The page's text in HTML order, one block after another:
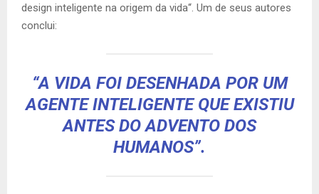
design inteligente na origem da vida“. Um de seus autores
conclui:
“A VIDA FOI DESENHADA POR UM
AGENTE INTELIGENTE QUE EXISTIU
ANTES DO ADVENTO DOS
HUMANOS”.